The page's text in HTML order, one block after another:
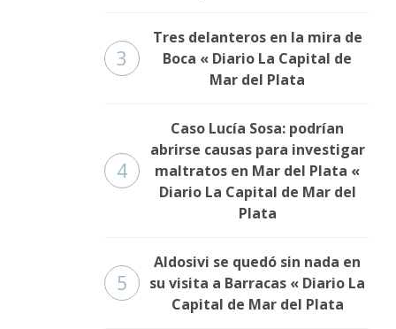
3
Tres delanteros en la mira de
Boca « Diario La Capital de
Mar del Plata
4
Caso Lucía Sosa: podrían
abrirse causas para investigar
maltratos en Mar del Plata «
Diario La Capital de Mar del
Plata
5
Aldosivi se quedó sin nada en
su visita a Barracas « Diario La
Capital de Mar del Plata